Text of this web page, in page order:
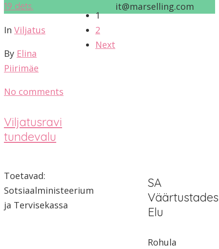
19 dets.
In Viljatus
By Elina
Piirimäe
No comments
Viljatusravi
tundevalu
1
2
Next
Toetavad:
Sotsiaalministeerium
ja Tervisekassa
SA
Väärtustades
Elu
Rohula
it@marselling.com